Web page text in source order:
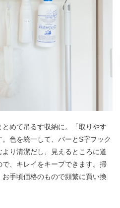
めて吊るす収納に。「取りやす
色を統一して、バーとS字フック
り清潔だし、見えるところに道
、キレイをキープできます。掃
手頃価格のもので頻繁に買い換